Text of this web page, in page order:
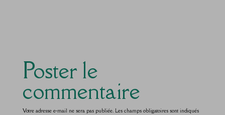
Poster le
commentaire
Votre adresse e-mail ne sera pas publiée. Les champs obligatoires sont indiqués